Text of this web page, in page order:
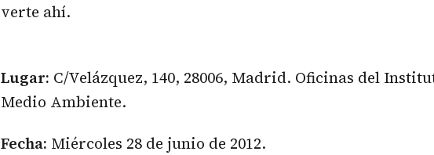
verte ahí.
Lugar: C/Velázquez, 140, 28006, Madrid. Oficinas del
Medio Ambiente.
Fecha: Miércoles 28 de junio de 2012.